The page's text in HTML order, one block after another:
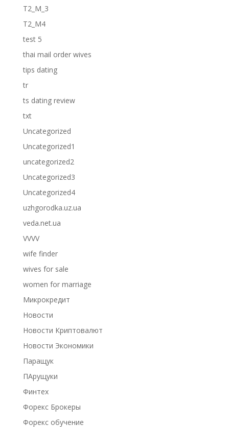
T2_M_3
T2_M4
test 5
thai mail order wives
tips dating
tr
ts dating review
txt
Uncategorized
Uncategorized1
uncategorized2
Uncategorized3
Uncategorized4
uzhgorodka.uz.ua
veda.net.ua
VVVV
wife finder
wives for sale
women for marriage
Микрокредит
Новости
Новости Криптовалют
Новости Экономики
Паращук
ПАрущуки
Финтех
Форекс Брокеры
Форекс обучение